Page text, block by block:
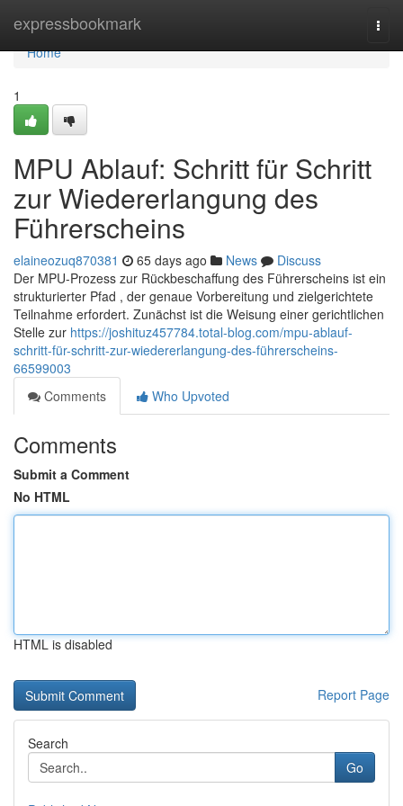
expressbookmark
Home
Home
1
MPU Ablauf: Schritt für Schritt
zur Wiedererlangung des
Führerscheins
elaineozuq870381 65 days ago News
Discuss
Der MPU-Prozess zur Rückbeschaffung des Führerscheins ist ein
strukturierter Pfad , der genaue Vorbereitung und zielgerichtete
Teilnahme erfordert. Zunächst ist die Weisung einer gerichtlichen
Stelle zur https://joshituz457784.total-blog.com/mpu-ablauf-
schritt-für-schritt-zur-wiedererlangung-des-führerscheins-
66599003
Comments
Who Upvoted
Comments
Submit a Comment
No HTML
HTML is disabled
Report Page
Search
Go